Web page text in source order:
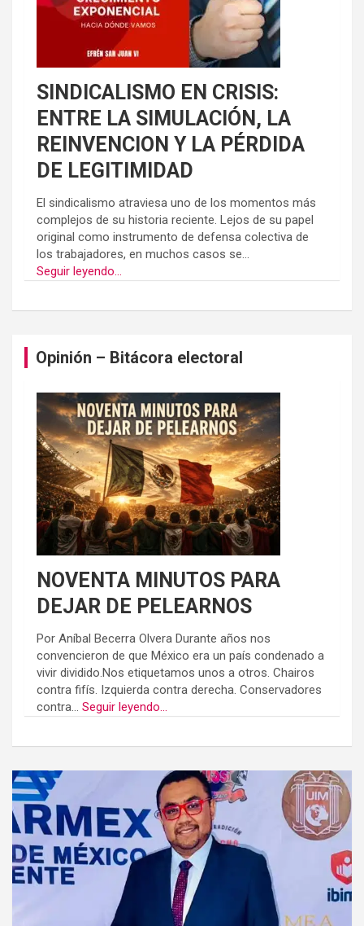
SINDICALISMO EN CRISIS:
ENTRE LA SIMULACIÓN, LA
REINVENCION Y LA PÉRDIDA
DE LEGITIMIDAD
El sindicalismo atraviesa uno de los momentos más
complejos de su historia reciente. Lejos de su papel
original como instrumento de defensa colectiva de
los trabajadores, en muchos casos se...
Seguir leyendo...
Opinión – Bitácora electoral
NOVENTA MINUTOS PARA
DEJAR DE PELEARNOS
Por Aníbal Becerra Olvera Durante años nos
convencieron de que México era un país condenado a
vivir dividido.Nos etiquetamos unos a otros. Chairos
contra fifís. Izquierda contra derecha. Conservadores
contra... Seguir leyendo...